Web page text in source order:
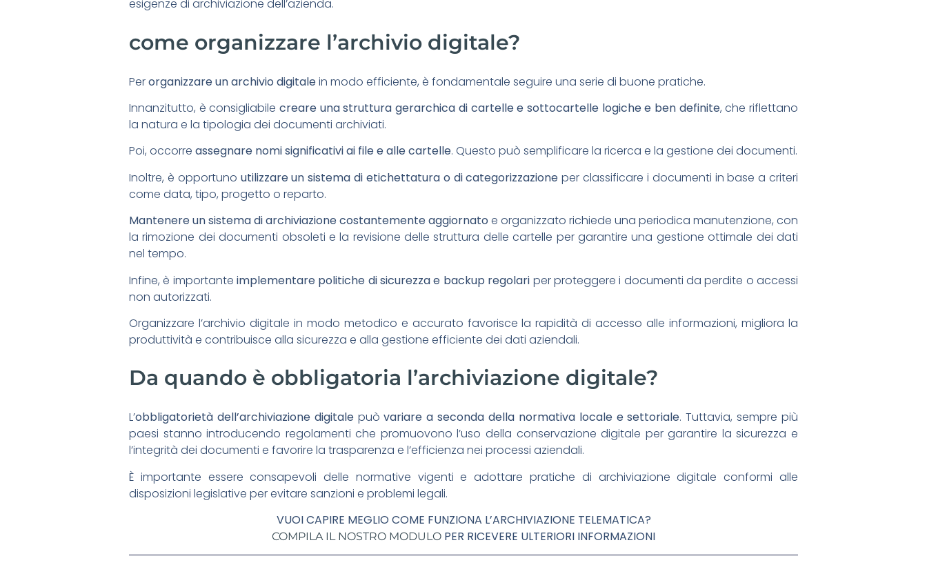
esigenze di archiviazione dell’azienda.
come organizzare l’archivio digitale?
Perorganizzare un archivio digitalein modo efficiente, è fondamentale seguire una serie di buone pratiche.
Innanzitutto, è consigliabilecreare una struttura gerarchica di cartelle e sottocartelle logiche e ben definite, che riflettano
la natura e la tipologia dei documenti archiviati.
Poi, occorre assegnare nomi significativi ai file e alle cartelle. Questo può semplificare la ricerca e la gestione dei documenti.
Inoltre, è opportuno utilizzare un sistema di etichettatura o di categorizzazioneper classificare i documenti in base a criteri
come data, tipo, progetto o reparto.
Mantenere un sistema di archiviazione costantemente aggiornato e organizzato richiede una periodica manutenzione, con
la rimozione dei documenti obsoleti e la revisione delle struttura delle cartelle per garantire una gestione ottimale dei dati
nel tempo.
Infine, è importanteimplementare politiche di sicurezza e backup regolari per proteggere i documenti da perdite o accessi
non autorizzati.
Organizzare l’archivio digitale in modo metodico e accurato favorisce la rapidità di accesso alle informazioni, migliora la
produttività e contribuisce alla sicurezza e alla gestione efficiente dei dati aziendali.
Da quando è obbligatoria l’archiviazione digitale?
L’obbligatorietà dell’archiviazione digitale puòvariare a seconda della normativa locale e settoriale. Tuttavia, sempre più
paesi stanno introducendo regolamenti che promuovono l’uso della conservazione digitale per garantire la sicurezza e
l’integrità dei documenti e favorire la trasparenza e l’efficienza nei processi aziendali.
È importante essere consapevoli delle normative vigenti e adottare pratiche di archiviazione digitale conformi alle
disposizioni legislative per evitare sanzioni e problemi legali.
VUOI CAPIRE MEGLIO COME FUNZIONA L’ARCHIVIAZIONE TELEMATICA?
COMPILA IL NOSTRO MODULO PER RICEVERE ULTERIORI INFORMAZIONI